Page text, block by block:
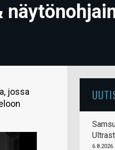
jossa
6.8.2026